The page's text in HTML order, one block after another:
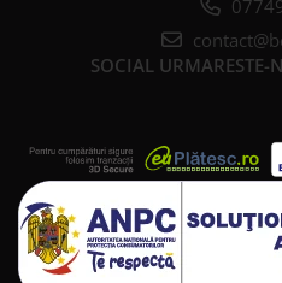
SOCIAL URMARESTE-